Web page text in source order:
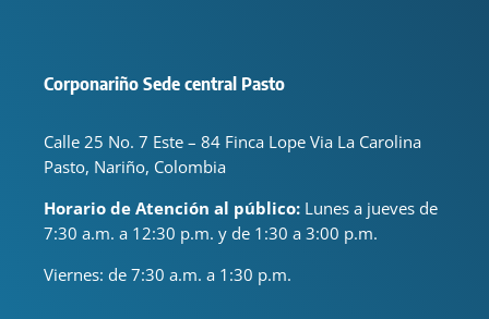
Corponariño Sede central Pasto
Calle 25 No. 7 Este – 84 Finca Lope Via La Carolina
Pasto, Nariño, Colombia
Horario de Atención al público: Lunes a jueves de
7:30 a.m. a 12:30 p.m. y de 1:30 a 3:00 p.m.
Viernes: de 7:30 a.m. a 1:30 p.m.